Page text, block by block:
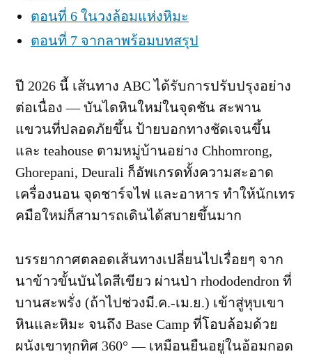
ตอนที่ 6 ในวงล้อมแห่งหิมะ
ตอนที่ 7 จากลาพร้อมบทสรุป
ปี 2026 นี้ เส้นทาง ABC ได้รับการปรับปรุงอย่าง
ต่อเนื่อง — บันไดหินใหม่ในจุดชัน สะพาน
แขวนที่ปลอดภัยขึ้น ป้ายบอกทางชัดเจนขึ้น
และ teahouse ตามหมู่บ้านอย่าง Chhomrong,
Ghorepani, Deurali ก็อัพเกรดทั้งความสะอาด
เครื่องนอน จุดชาร์จไฟ และอาหาร ทำให้นักเทร
คมือใหม่ก็สามารถเดินได้สบายขึ้นมาก
บรรยากาศตลอดเส้นทางเปลี่ยนไปเรื่อยๆ จาก
นาข้าวขั้นบันไดสีเขียว ผ่านป่า rhododendron ที่
บานสะพรั่ง (ถ้าไปช่วงมี.ค.-เม.ย.) เข้าสู่หุบเขา
หินและหิมะ จนถึง Base Camp ที่โอบล้อมด้วย
ผนังเขาทุกทิศ 360° — เหมือนยืนอยู่ในอ้อมกอด